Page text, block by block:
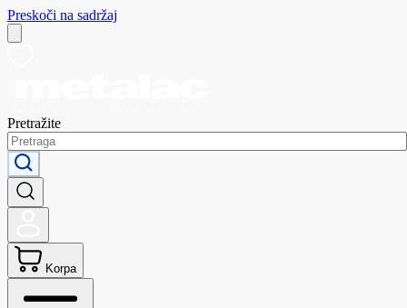
Preskoči na sadržaj
Pretražite
Korpa